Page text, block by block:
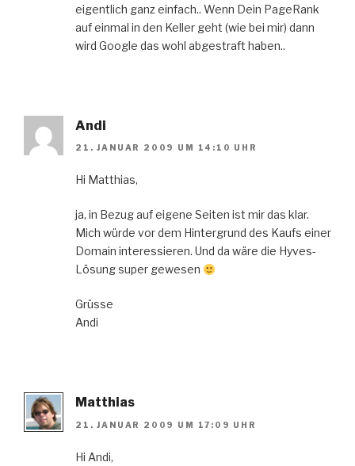
eigentlich ganz einfach.. Wenn Dein PageRank
auf einmal in den Keller geht (wie bei mir) dann
wird Google das wohl abgestraft haben..
Andi
21. JANUAR 2009 UM 14:10 UHR
Hi Matthias,
ja, in Bezug auf eigene Seiten ist mir das klar.
Mich würde vor dem Hintergrund des Kaufs einer
Domain interessieren. Und da wäre die Hyves-
Lösung super gewesen
Grüsse
Andi
Matthias
21. JANUAR 2009 UM 17:09 UHR
Hi Andi,